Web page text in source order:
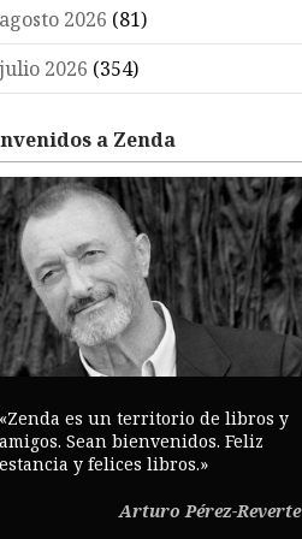
2026 (81)
2026 (354)
a Zenda
es un territorio de libros y
Sean bienvenidos. Feliz
y felices libros.»
Arturo Pérez-Reverte